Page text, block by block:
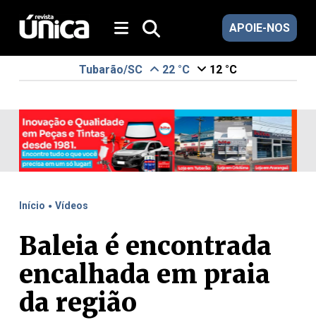
APOIE-NOS
Tubarão/SC 22 °C 12 °C
Início . Vídeos
Baleia é encontrada
encalhada em praia
da região